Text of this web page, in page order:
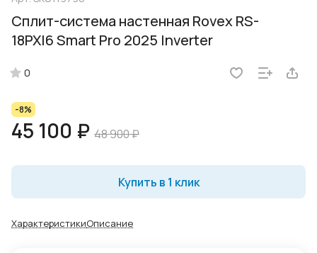
Сплит-система настенная Rovex RS-
18PXI6 Smart Pro 2025 Inverter
0
-8%
45 100 ₽ 48 900 ₽
Купить в 1 клик
ХарактеристикиОписание